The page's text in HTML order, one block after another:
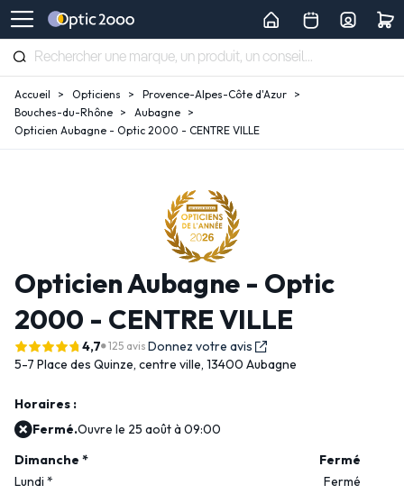
Accueil Opticiens
Provence-Alpes-Côte d'Azur
Bouches-du-Rhône
Aubagne
Opticien Aubagne - Optic 2000 - CENTRE VILLE
Opticien Aubagne - Optic
2000 - CENTRE VILLE
4,7 125 avis Donnez votre avis
5-7 Place des Quinze, centre ville, 13400 Aubagne
Horaires :
Fermé.Ouvre le 25 août à 09:00
Dimanche *
Fermé
Lundi *
Fermé